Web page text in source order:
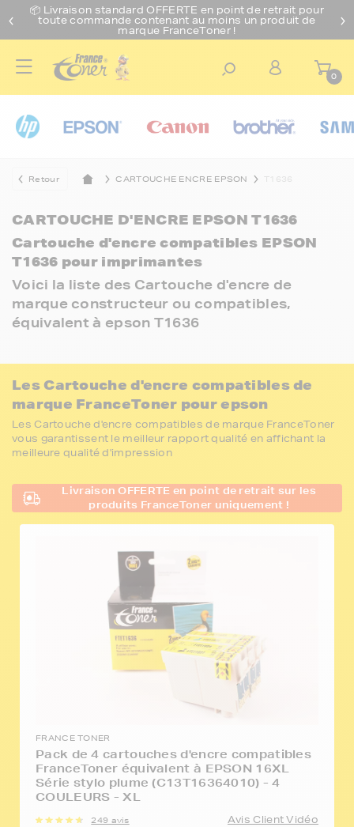
📦 Livraison standard OFFERTE en point de retrait pour
toute commande contenant au moins un produit de
marque FranceToner !
0
Retour CARTOUCHE ENCRE EPSON T1636
CARTOUCHE D'ENCRE EPSON T1636
Cartouche d'encre compatibles EPSON
T1636 pour imprimantes
Voici la liste des Cartouche d'encre de
marque constructeur ou compatibles,
équivalent à epson T1636
Les Cartouche d'encre compatibles de
marque FranceToner pour epson
Les Cartouche d'encre compatibles de marque FranceToner
vous garantissent le meilleur rapport qualité en affichant la
meilleure qualité d'impression
Livraison OFFERTE en point de retrait sur les
produits FranceToner uniquement !
FRANCE TONER
Pack de 4 cartouches d'encre compatibles
FranceToner équivalent à EPSON 16XL
Série stylo plume (C13T16364010) - 4
COULEURS - XL
249 avis Avis Client Vidéo